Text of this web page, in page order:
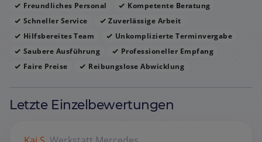
Freundliches Personal
Kompetente Beratung
Schneller Service
Zuverlässige Arbeit
Hilfsbereites Team
Unkomplizierte Terminvergabe
Saubere Ausführung
Professioneller Empfang
Faire Preise
Reibungslose Abwicklung
Letzte Einzelbewertungen